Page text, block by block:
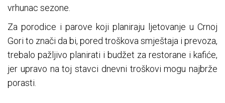
vrhunac sezone.
Za porodice i parove koji planiraju ljetovanje u Crnoj
Gori to znači da bi, pored troškova smještaja i prevoza,
trebalo pažljivo planirati i budžet za restorane i kafiće,
jer upravo na toj stavci dnevni troškovi mogu najbrže
porasti.